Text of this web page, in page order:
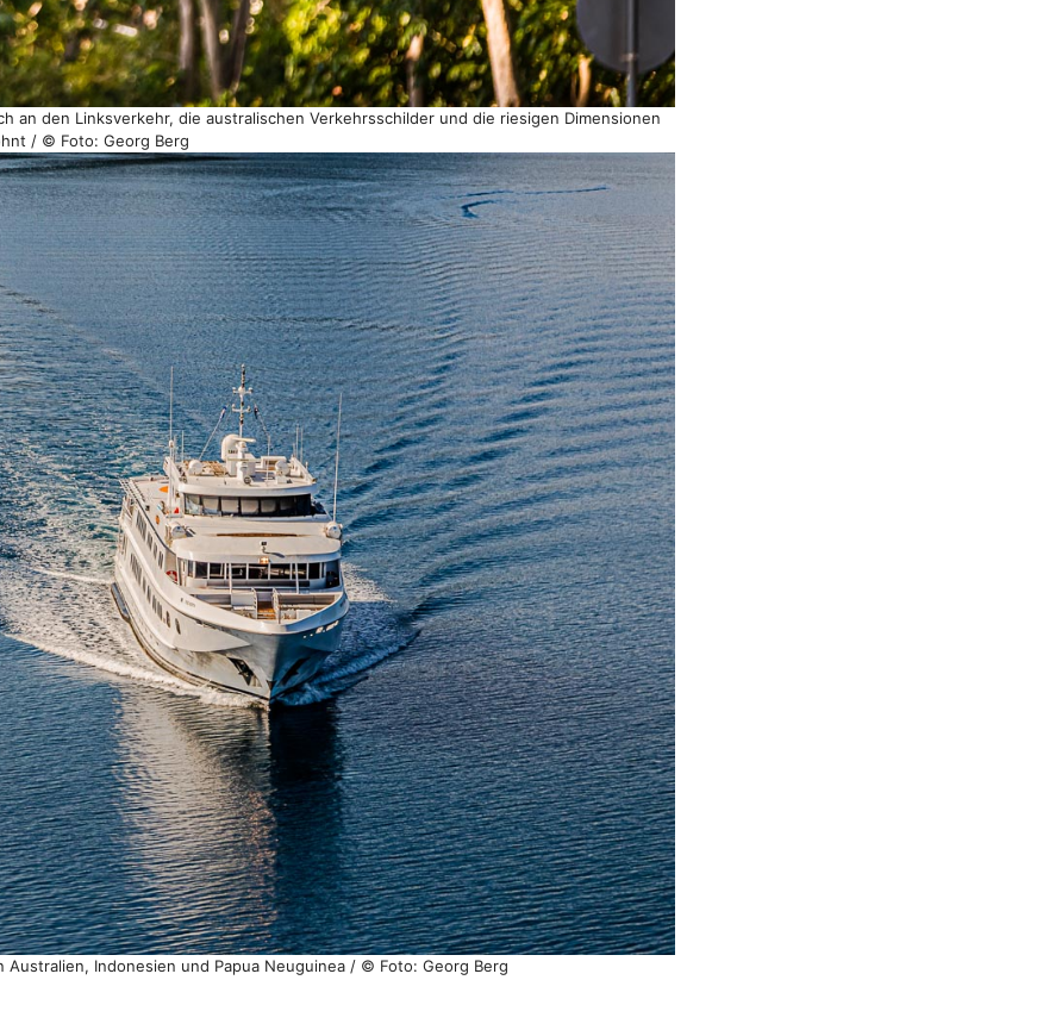
an den Linksverkehr, die australischen Verkehrsschilder und die riesigen Dimensionen
/ © Foto: Georg Berg
Indonesien und Papua Neuguinea / © Foto: Georg Berg